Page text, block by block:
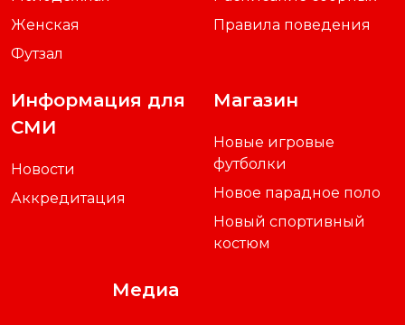
Женская
Футзал
Правила поведения
Информация для
СМИ
Новости
Аккредитация
Магазин
Новые игровые
футболки
Новое парадное поло
Новый спортивный
костюм
Медиа